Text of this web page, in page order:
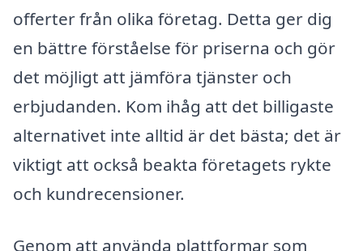
offerter från olika företag. Detta ger dig
en bättre förståelse för priserna och gör
det möjligt att jämföra tjänster och
erbjudanden. Kom ihåg att det billigaste
alternativet inte alltid är det bästa; det är
viktigt att också beakta företagets rykte
och kundrecensioner.
Genom att använda plattformar som